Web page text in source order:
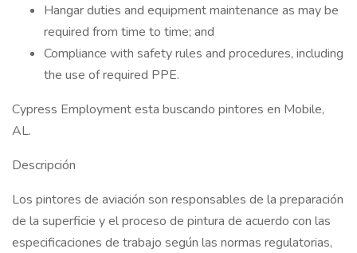
Hangar duties and equipment maintenance as may be
required from time to time; and
Compliance with safety rules and procedures, including
the use of required PPE.
Cypress Employment esta buscando pintores en Mobile,
AL.
Descripción
Los pintores de aviación son responsables de la preparación
de la superficie y el proceso de pintura de acuerdo con las
especificaciones de trabajo según las normas regulatorias,